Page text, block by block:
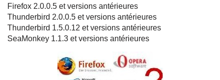
Firefox 2.0.0.5 et versions antérieures
Thunderbird 2.0.0.5 et versions antérieures
Thunderbird 1.5.0.12 et versions antérieures
SeaMonkey 1.1.3 et versions antérieures